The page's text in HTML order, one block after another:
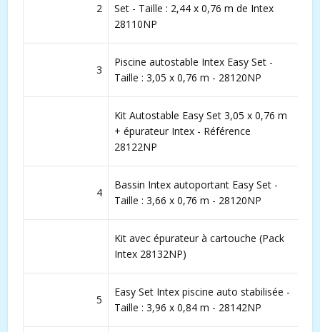
2
Set - Taille : 2,44 x 0,76 m de Intex
28110NP
3
Piscine autostable Intex Easy Set -
Taille : 3,05 x 0,76 m - 28120NP
Kit Autostable Easy Set 3,05 x 0,76 m
+ épurateur Intex - Référence
28122NP
4
Bassin Intex autoportant Easy Set -
Taille : 3,66 x 0,76 m - 28120NP
Kit avec épurateur à cartouche (Pack
Intex 28132NP)
5
Easy Set Intex piscine auto stabilisée -
Taille : 3,96 x 0,84 m - 28142NP